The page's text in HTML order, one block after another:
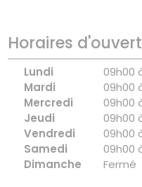
Horaires
Lundi
09h00
Mardi
09h00
Mercredi
09h00
Jeudi
09h00
Vendredi
09h00
Samedi
09h00
Dimanche
Fermé